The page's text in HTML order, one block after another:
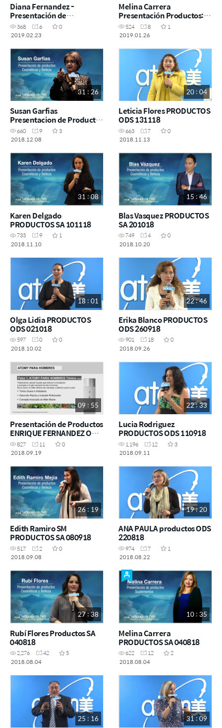
Diana Fernandez -
Presentación de
productos: SA 23 Feb 2019
368 6
0
2019.02.23
Melina Carrera
Presentación Productos:
SA 26 Enero 2019
524 8
1
2019.01.26
31 : 26
Susan Garfias
Presentacion de Productos
SA 081218
660 9
3
2018.12.08
20 : 04
Leticia Flores PRODUCTOS
ODS 131118
663 7
0
2018.11.13
31 : 08
Karen Delgado
PRODUCTOS SA 101118
733 9
1
2018.11.10
15 : 46
Blas Vasquez PRODUCTOS
SA 201018
749 4
0
2018.10.20
18 : 01
Olga Lidia PRODUCTOS
ODS 021018
597 0
0
2018.10.02
22 : 46
Erika Blanco PRODUCTOS
ODS 260918
901 18
0
2018.09.26
09 : 55
Presentación de Productos
ENRIQUE FERNANDEZ ODS
091918
827 11
0
2018.09.19
22 : 33
Lucia Rodriguez
PRODUCTOS ODS 110918
1,196 12
3
2018.09.11
26 : 19
Edith Ramiro SM
PRODUCTOS SA 080918
517 2
0
2018.09.08
19 : 20
ANA PAULA productos ODS
220818
974 7
1
2018.08.22
27 : 38
Rubí Flores Productos SA
040818
2,276 42
5
2018.08.04
10 : 35
Melina Carrera
PRODUCTOS SA 040818
622 12
2
2018.08.04
25 : 16 31 : 09